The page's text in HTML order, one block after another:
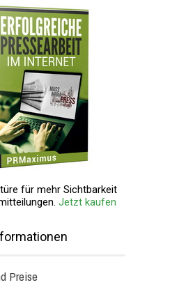
für mehr Sichtbarkeit
Jetzt kaufen
Preise